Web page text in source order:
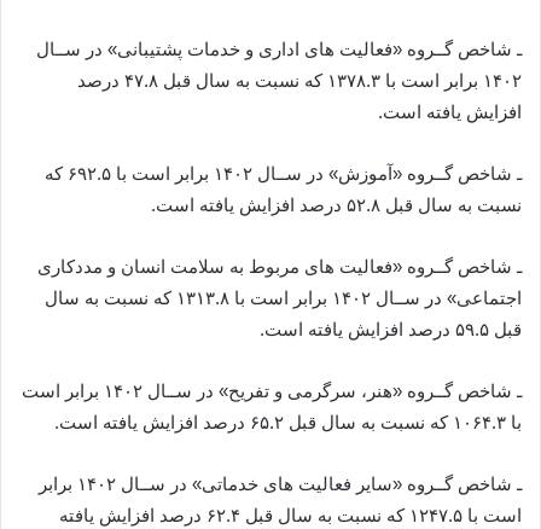
ـ شاخص گــروه «فعالیت­ های اداری و خدمات پشتیبانی» در ســال
۱۴۰۲ برابر است با ۱۳۷۸.۳ که نسبت به سال قبل ۴۷.۸ درصد
افزایش یافته است.
ـ شاخص گــروه «آموزش» در ســال ۱۴۰۲ برابر است با ۶۹۲.۵ که
نسبت به سال قبل ۵۲.۸ درصد افزایش یافته است.
ـ شاخص گــروه «فعالیت­ های مربوط به سلامت انسان و مددکاری
اجتماعی» در ســال ۱۴۰۲ برابر است با ۱۳۱۳.۸ که نسبت به سال
قبل ۵۹.۵ درصد افزایش یافته است.
ـ شاخص گــروه «هنر، سرگرمی و تفریح» در ســال ۱۴۰۲ برابر است
با ۱۰۶۴.۳ که نسبت به سال قبل ۶۵.۲ درصد افزایش یافته است.
ـ شاخص گــروه «سایر فعالیت­ های خدماتی» در ســال ۱۴۰۲ برابر
است با ۱۲۴۷.۵ که نسبت به سال قبل ۶۲.۴ درصد افزایش یافته